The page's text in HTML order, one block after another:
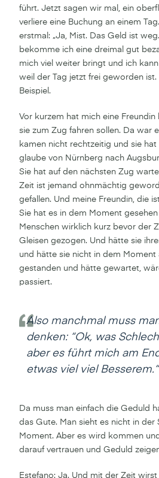
führt. Jetzt sagen wir mal, ein
verliere eine Buchung an einem
erstmal: „Ja, Mist. Das Geld ist
bekomme ich eine dreimal gut
mich viel weiter bringt und ich kann
weil der Tag jetzt frei geworden
Beispiel.
Vor kurzem hat mich eine
sie zum Zug fahren sollen. Da war
kamen nicht rechtzeitig und sie
glaube von Nürnberg nach
Sie hat auf den nächsten Zug
Zeit ist jemand ohnmächtig
gefallen. Und meine Freundin, die
Sie hat es in dem Moment
Menschen wirklich kurz bevor der
Gleisen gezogen. Und hätte sie
und hätte sie nicht in dem Moment
gestanden und hätte gewartet,
passiert.
Also manchmal muss
denken: “Ok, was
aber es führt mich am
etwas viel viel Besserem.“
Da muss man einfach die Geduld
das Gute. Man sieht es nicht in der
Moment. Aber es wird kommen
darauf vertrauen und Geduld
Estefano: Ja. Und mit der Zeit